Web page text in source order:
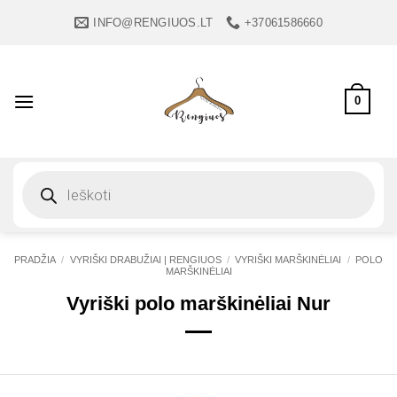
INFO@RENGIUOS.LT +37061586660
0
search
PRADŽIA / VYRIŠKI DRABUŽIAI | RENGIUOS / VYRIŠKI MARŠKINĖLIAI /
POLO
MARŠKINĖLIAI
Vyriški polo marškinėliai Nur